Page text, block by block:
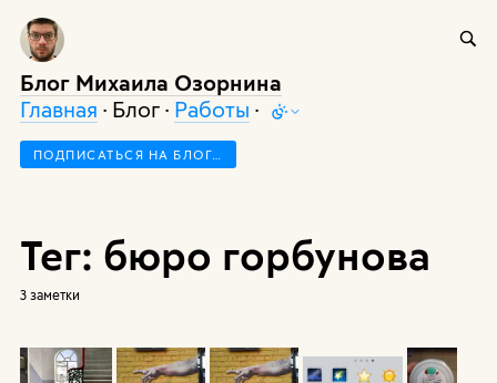
Блог Михаила Озорнина
Главная · Блог · Работы ·
ПОДПИСАТЬСЯ НА БЛОГ…
Тег: бюро горбунова
3 заметки